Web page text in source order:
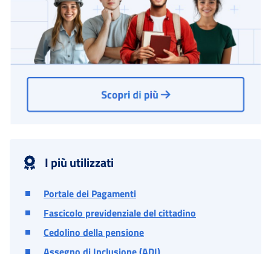
I più utilizzati
Portale dei Pagamenti
Fascicolo previdenziale del cittadino
Cedolino della pensione